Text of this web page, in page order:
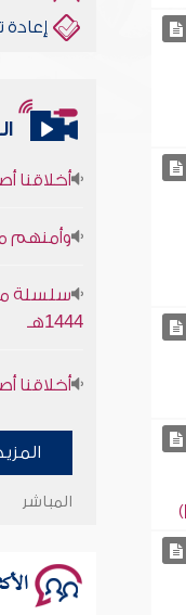
أخلاقنا
وأمنهم
سلسلة
وأمنهم
سلسلة
المباشر